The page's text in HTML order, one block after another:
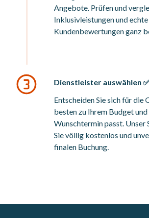
Angebote. Prüfen und
Inklusivleistungen und echte
Kundenbewertungen ganz
Dienstleister auswählen
Entscheiden Sie sich für die
besten zu Ihrem Budget
Wunschtermin passt.
Sie völlig kostenlos und
finalen Buchung.